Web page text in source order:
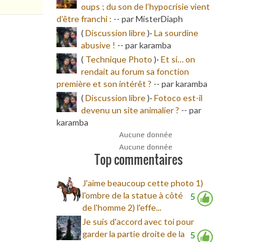
oups ; du son de l’hypocrisie vient
d’être franchi : -- par MisterDiaph
(Discussion libre)·La sourdine
abusive ! -- par karamba
( Technique Photo )·Et si… on
rendait au forum sa fonction
première et son intérêt ? -- par karamba
(Discussion libre)·Fotoco est-il
devenu un site animalier ? -- par
karamba
Aucune donnée
Aucune donnée
Top commentaires
5
J'aime beaucoup cette photo 1)
l'ombre de la statue à côté
de l'homme 2) l'effe...
5
Je suis d'accord avec toi pour
garder la partie droite de la